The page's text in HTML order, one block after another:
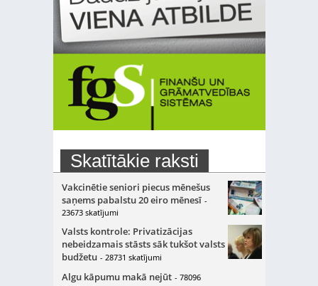
Skatītākie raksti
Vakcinētie seniori piecus mēnešus
saņems pabalstu 20 eiro mēnesī -
23673 skatījumi
Valsts kontrole: Privatizācijas
nebeidzamais stāsts sāk tukšot valsts
budžetu - 28731 skatījumi
Algu kāpumu makā nejūt - 78096